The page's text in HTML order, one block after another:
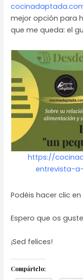
mejor opción para
que me queda: el
https://
entrevista-
Podéis hacer clic
Espero que os
¡Sed felices!
Compártelo: